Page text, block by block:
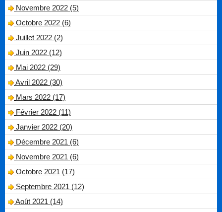
Novembre 2022 (5)
Octobre 2022 (6)
Juillet 2022 (2)
Juin 2022 (12)
Mai 2022 (29)
Avril 2022 (30)
Mars 2022 (17)
Février 2022 (11)
Janvier 2022 (20)
Décembre 2021 (6)
Novembre 2021 (6)
Octobre 2021 (17)
Septembre 2021 (12)
Août 2021 (14)